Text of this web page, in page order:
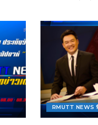
ย
EASY LIFE
Culture Travel
สยามยามสี่
RMUTT NEWS